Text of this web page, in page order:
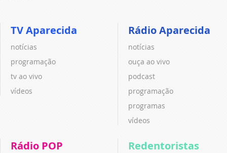
TV Aparecida
notícias
programação
tv ao vivo
vídeos
Rádio Aparecida
notícias
ouça ao vivo
podcast
programação
programas
vídeos
Rádio POP Redentoristas